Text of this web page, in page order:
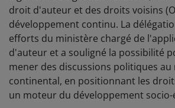
droit d'auteur et des droits voisins
développement continu. La
efforts du ministère chargé de
d'auteur et a souligné la possibilité
mener des discussions politiques au
continental, en positionnant les
un moteur du développement